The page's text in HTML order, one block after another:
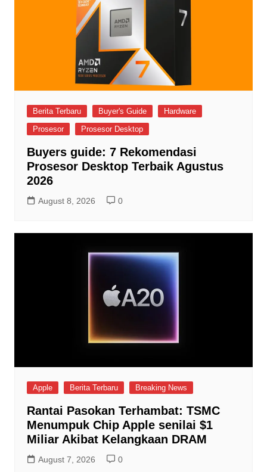
Berita Terbaru Buyer's Guide
Hardware
Prosesor
Prosesor Desktop
Buyers guide: 7 Rekomendasi
Prosesor Desktop Terbaik Agustus
2026
August 8, 2026 0
Apple Berita Terbaru Breaking News
Rantai Pasokan Terhambat: TSMC
Menumpuk Chip Apple senilai $1
Miliar Akibat Kelangkaan DRAM
August 7, 2026 0